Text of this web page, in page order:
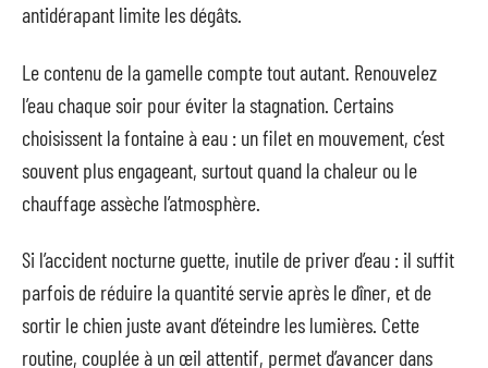
antidérapant limite les dégâts.
Le contenu de la gamelle compte tout autant. Renouvelez
l’eau chaque soir pour éviter la stagnation. Certains
choisissent la fontaine à eau : un filet en mouvement, c’est
souvent plus engageant, surtout quand la chaleur ou le
chauffage assèche l’atmosphère.
Si l’accident nocturne guette, inutile de priver d’eau : il suffit
parfois de réduire la quantité servie après le dîner, et de
sortir le chien juste avant d’éteindre les lumières. Cette
routine, couplée à un œil attentif, permet d’avancer dans